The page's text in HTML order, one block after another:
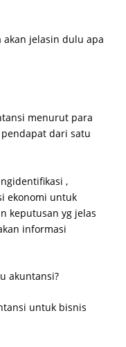
jelasin dulu apa
menurut para
dari satu
,
ekonomi untuk
keputusan yg jelas
informasi
akuntansi?
untuk bisnis